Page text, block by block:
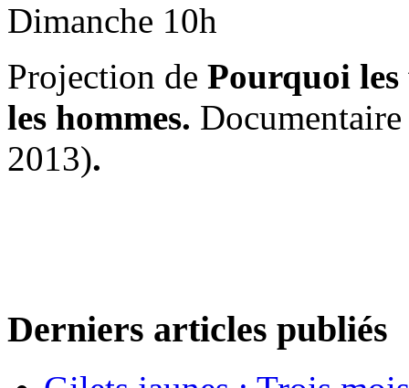
Dimanche 10h
Projection de Pourquoi les
les hommes.
2013).
Derniers articles publiés